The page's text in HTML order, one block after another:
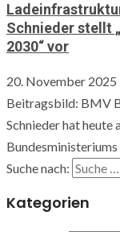
Schnieder stellt
2030“ vor
20. November 2025
Beitragsbild: BMV
Schnieder hat
Suche nach:
Kategorien